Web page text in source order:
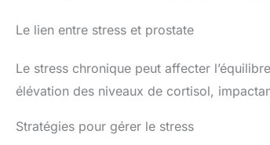
Le lien entre stress et prostate
Le stress chronique peut affecter
élévation des niveaux de cortisol,
Stratégies pour gérer le stress